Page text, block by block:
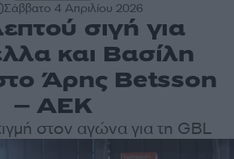
Σάββατο 4 Απριλίου 2026
σιγή για
και Βασίλη
Άρης Betsson
– ΑΕΚ
στον αγώνα για τη GBL